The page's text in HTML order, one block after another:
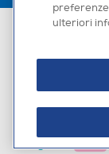
Euronics Italia
ulteriori